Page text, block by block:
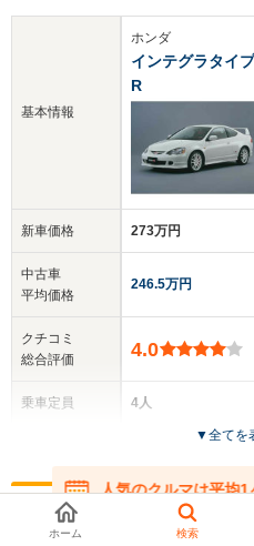
基本情報
新車価格
中古車
平均価格
クチコミ
総合評価
乗車定員
ホンダ
インテグラタイプ
R
273万円
246.5万円
4.0
4人
全高
1.39m
▼全てを
お探しの条件で360°画
人気のクルマは平均
在庫が無くなる前にお問
ホーム 検索